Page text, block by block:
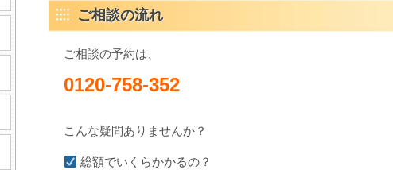
ご相談の流れ
ご相談の予約は、
0120-758-352
こんな疑問ありませんか？
総額でいくらかかるの？